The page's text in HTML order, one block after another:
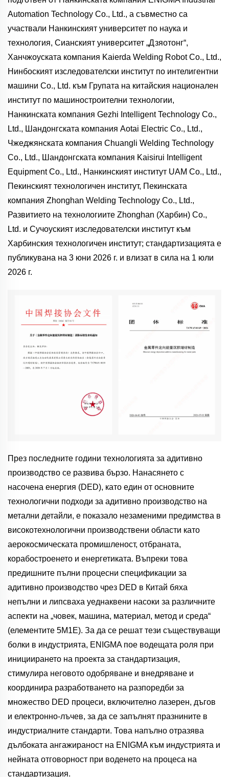
Automation Technology Co., Ltd., а съвместно са
участвали Нанкинският университет по наука и
технология, Сианският университет „Дзяотонг“,
Ханчжоуската компания Kaierda Welding Robot Co., Ltd.,
Нинбоският изследователски институт по интелигентни
машини Co., Ltd. към Групата на китайския национален
институт по машиностроителни технологии,
Нанкинската компания Gezhi Intelligent Technology Co.,
Ltd., Шандонгската компания Aotai Electric Co., Ltd.,
Чжеджянската компания Chuangli Welding Technology
Co., Ltd., Шандонгската компания Kaisirui Intelligent
Equipment Co., Ltd., Нанкинският институт UAM Co., Ltd.,
Пекинският технологичен институт, Пекинската
компания Zhonghan Welding Technology Co., Ltd.,
Развитието на технологиите Zhonghan (Харбин) Co.,
Ltd. и Сучоуският изследователски институт към
Харбинския технологичен институт; стандартизацията е
публикувана на 3 юни 2026 г. и влизат в сила на 1 юли
2026 г.
През последните години технологията за адитивно
производство се развива бързо. Нанасянето с
насочена енергия (DED), като един от основните
технологични подходи за адитивно производство на
метални детайли, е показало незаменими предимства в
високотехнологични производствени области като
аерокосмическата промишленост, отбраната,
корабостроенето и енергетиката. Въпреки това
предишните пълни процесни спецификации за
адитивно производство чрез DED в Китай бяха
непълни и липсваха уеднаквени насоки за различните
аспекти на „човек, машина, материал, метод и среда“
(елементите 5M1E). За да се решат тези съществуващи
болки в индустрията, ENIGMA пое водещата роля при
инициирането на проекта за стандартизация,
стимулира неговото одобряване и внедряване и
координира разработването на разпоредби за
множество DED процеси, включително лазерен, дъгов
и електронно-лъчев, за да се запълнят празнините в
индустриалните стандарти. Това напълно отразява
дълбоката ангажираност на ENIGMA към индустрията и
нейната отговорност при воденето на процеса на
стандартизация.